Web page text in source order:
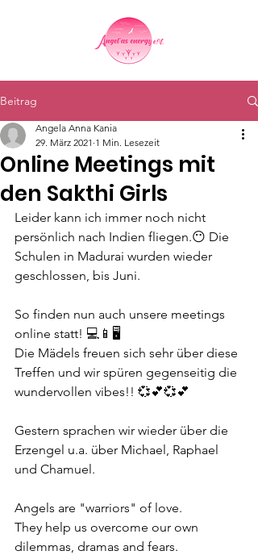
Beitrag
Online Meetings mit
den Sakthi Girls
Angela Anna Kania
29. März 2021 1 Min. Lesezeit
Leider kann ich immer noch nicht
persönlich nach Indien fliegen.😶 Die
Schulen in Madurai wurden wieder
geschlossen, bis Juni.
So finden nun auch unsere meetings
online statt! 💻📱🖥
Die Mädels freuen sich sehr über diese
Treffen und wir spüren gegenseitig die
wundervollen vibes!! 💞💕💞💕
Gestern sprachen wir wieder über die
Erzengel u.a. über Michael, Raphael
und Chamuel.
Angels are "warriors" of love.
They help us overcome our own
dilemmas, dramas and fears.